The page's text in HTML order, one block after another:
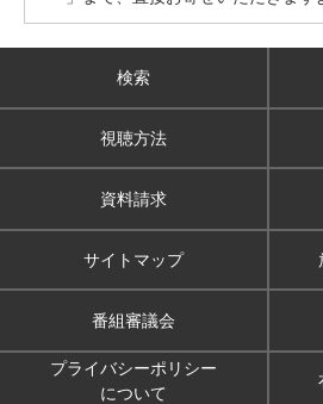
検索
視聴方法
資料請求
サイトマップ
番組審議会
プライバシーポリシー
について